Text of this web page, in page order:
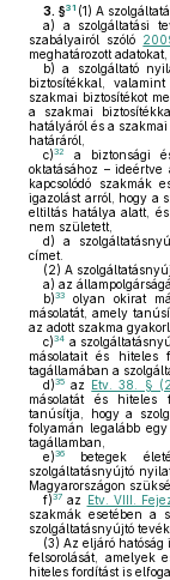
3. §31 (1) A
a) a szolgáltatási
szabályairól szóló
meghatározott adatokat,
b) a szolgáltató
biztosítékkal,
szakmai biztosítékot
a szakmai
hatályáról és a
határáról,
c)32
a biztonsági
oktatásához –
kapcsolódó szakmák
igazolást arról, hogy a
eltiltás hatálya alatt,
nem született,
d) a
címet.
(2) A
a) az
b)33
olyan okirat
másolatát, amely
az adott szakma
c)34 a
másolatait és hiteles
tagállamában a
d)35 az Etv. 38. §
másolatát és hiteles
tanúsítja, hogy a
folyamán legalább
tagállamban,
e)36
betegek
szolgáltatásnyújtó
Magyarországon
f)37 az Etv. VIII.
szakmák esetében a
szolgáltatásnyújtó
(3) Az eljáró
felsorolását, amelyek
hiteles fordítást is